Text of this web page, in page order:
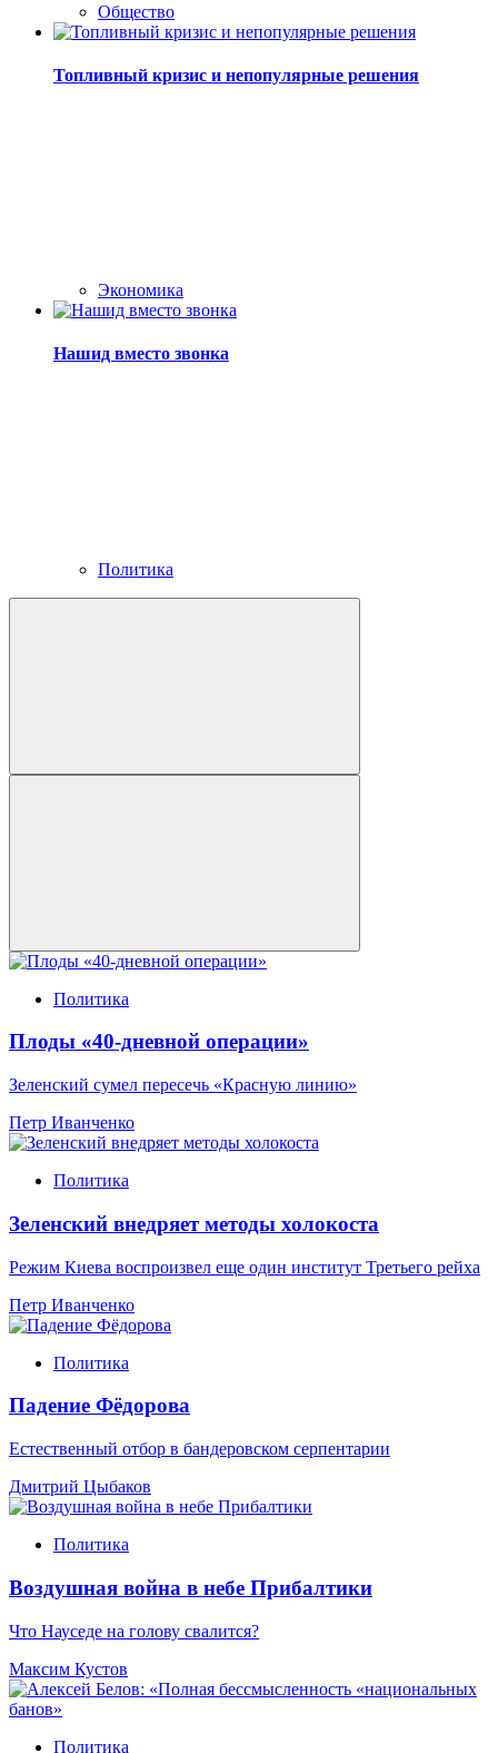
Общество
Топливный кризис и непопулярные решения
Экономика
Нашид вместо звонка
Политика
Политика
Плоды «40-дневной операции»
Зеленский сумел пересечь «Красную линию»
Петр Иванченко
Политика
Зеленский внедряет методы холокоста
Режим Киева воспроизвел еще один институт Третьего рейха
Петр Иванченко
Политика
Падение Фёдорова
Естественный отбор в бандеровском серпентарии
Дмитрий Цыбаков
Политика
Воздушная война в небе Прибалтики
Что Науседе на голову свалится?
Максим Кустов
Политика